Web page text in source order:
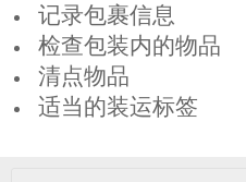
记录包裹信息
检查包装内的物品
清点物品
适当的装运标签